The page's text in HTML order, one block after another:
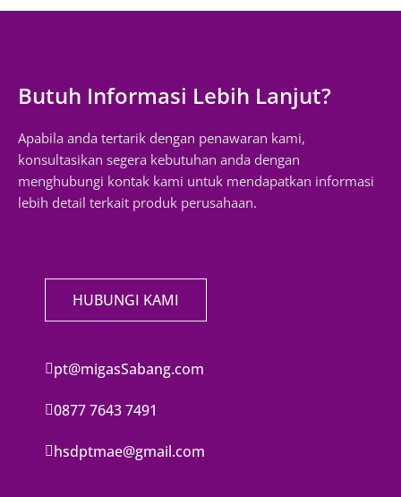
Butuh Informasi Lebih Lanjut?
Apabila anda tertarik dengan penawaran kami,
konsultasikan segera kebutuhan anda dengan
menghubungi kontak kami untuk mendapatkan informasi
lebih detail terkait produk perusahaan.
HUBUNGI KAMI
pt@migasSabang.com
0877 7643 7491
hsdptmae@gmail.com